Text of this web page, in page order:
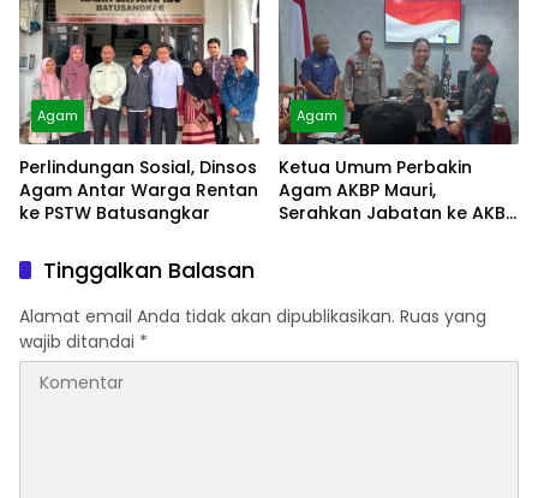
Agam
Perlindungan Sosial, Dinsos
Agam Antar Warga Rentan
ke PSTW Batusangkar
Agam
Ketua Umum Perbakin
Agam AKBP Mauri,
Serahkan Jabatan ke AKBP
Tinggalkan Balasan
Alamat email Anda tidak akan dipublikasikan. Ruas yang
wajib ditandai *